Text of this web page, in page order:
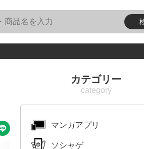
カテゴリー
マンガアプリ
ソシャゲ